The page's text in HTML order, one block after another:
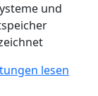
und
lesen